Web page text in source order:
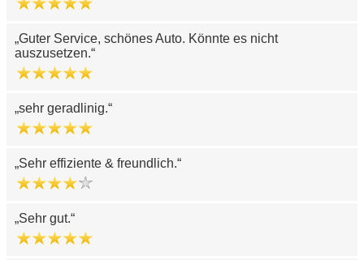
Guter Service, schönes Auto. Könnte es nicht
auszusetzen.
sehr geradlinig.
Sehr effiziente & freundlich.
Sehr gut.